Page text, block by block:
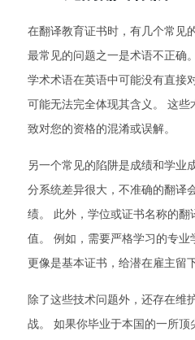
在翻译教育证书时，有几个常见
最常见的问题之一是术语不正确
学术术语在英语中可能没有直接
可能无法完全体现其含义。 这
致对您的资格的混淆或误解。
另一个常见的陷阱是成绩和学业
分系统差异很大，不准确的翻译
绩。 此外，学位或证书名称的
值。 例如，需要严格学习的专
更像是基本证书，给潜在雇主留
除了这些技术问题外，还存在维
战。 如果你毕业于本国的一所